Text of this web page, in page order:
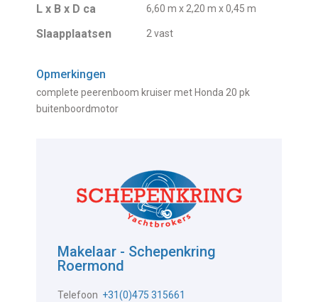
L x B x D ca 6,60 m x 2,20 m x 0,45 m
Slaapplaatsen 2 vast
Opmerkingen
complete peerenboom kruiser met Honda 20 pk
buitenboordmotor
Makelaar - Schepenkring
Roermond
Telefoon +31(0)475 315661